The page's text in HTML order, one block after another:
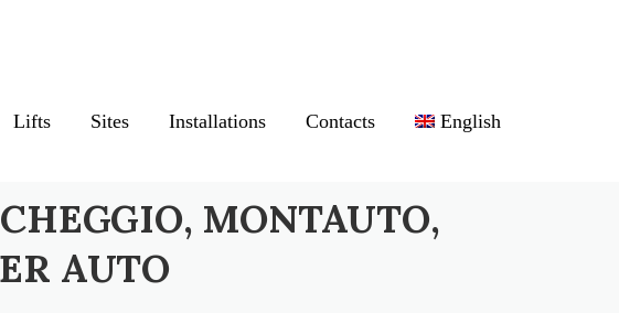
Lifts Sites Installations Contacts English
MONTAUTO,
AUTO